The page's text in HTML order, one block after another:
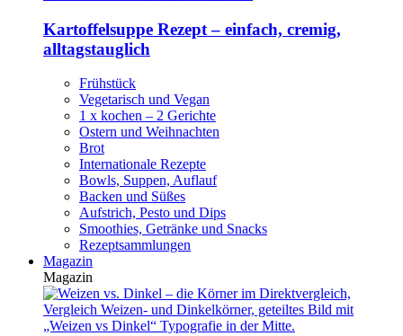
Kartoffelsuppe Rezept – einfach, cremig,
alltagstauglich
Frühstück
Vegetarisch und Vegan
1 x kochen – 2 Gerichte
Ostern und Weihnachten
Brot
Internationale Rezepte
Bowls, Suppen, Auflauf
Backen und Süßes
Aufstrich, Pesto und Dips
Smoothies, Getränke und Snacks
Rezeptsammlungen
Magazin
Magazin